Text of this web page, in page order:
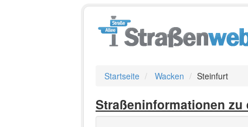
Startseite Wacken Steinfurt
Straßeninformationen